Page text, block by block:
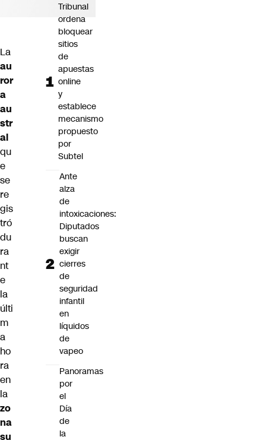
La
au
ror
a
au
str
al
qu
e
se
re
gis
tró
du
ra
nt
e
la
últi
m
a
ho
ra
en
la
zo
na
su
Tribunal
ordena
bloquear
sitios
de
apuestas
online
y
establece
mecanismo
propuesto
por
Subtel
Ante
alza
de
intoxicaciones:
Diputados
buscan
exigir
cierres
de
seguridad
infantil
en
líquidos
de
vapeo
Panoramas
por
el
Día
de
la